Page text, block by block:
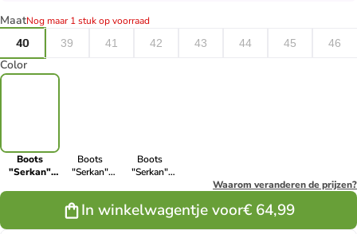
MaatNog maar 1 stuk op voorraad
40
39 41 42 43 44 45 46
Color
Boots
"Serkan"
Boots
"Serkan"
Boots
"Serkan"
Waarom veranderen de prijzen?
In winkelwagentje voor€ 64,99